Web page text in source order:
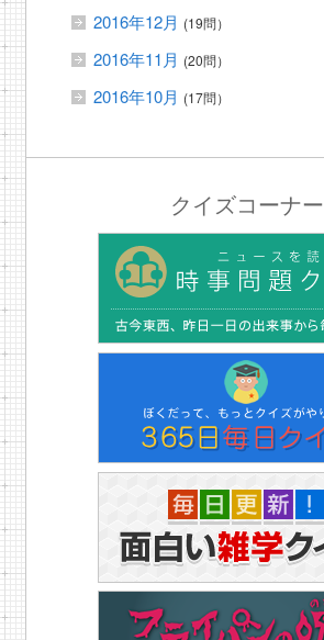
2016年12月 (19問）
2016年11月 (20問）
2016年10月 (17問）
クイズコーナー